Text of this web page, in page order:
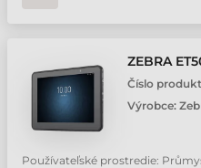
ZEBRA
Číslo
Výrobce:
Používateľské prostredie: